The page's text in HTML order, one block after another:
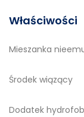
Właściwości
Mieszanka
Środek wiązący
Dodatek